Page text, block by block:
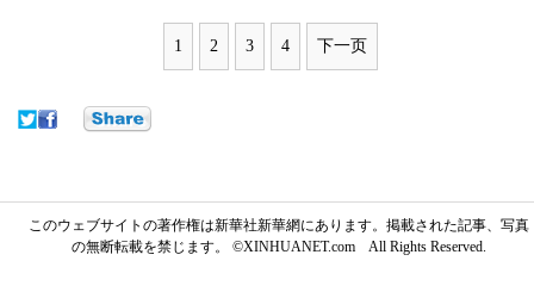
1 2 3 4 下一页
このウェブサイトの著作権は新華社新華網にあります。掲載された記事、写真
の無断転載を禁じます。 ©XINHUANET.com All Rights Reserved.